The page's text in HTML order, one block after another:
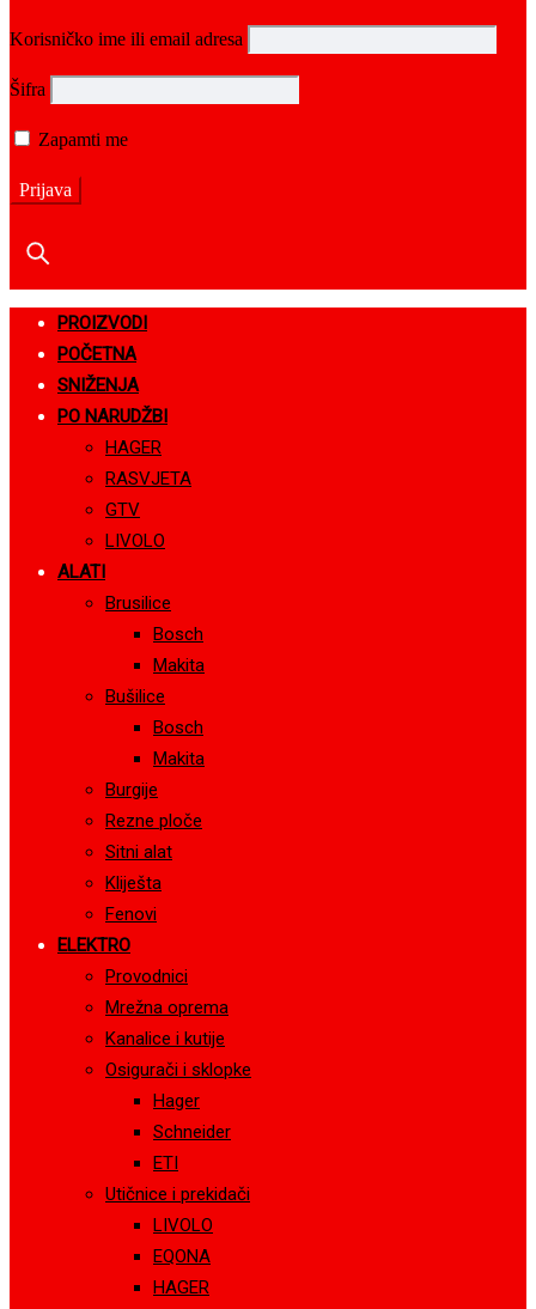
Korisničko ime ili email adresa
Šifra
Zapamti me
PROIZVODI
POČETNA
SNIŽENJA
PO NARUDŽBI
HAGER
RASVJETA
GTV
LIVOLO
ALATI
Brusilice
Bosch
Makita
Bušilice
Bosch
Makita
Burgije
Rezne ploče
Sitni alat
Kliješta
Fenovi
ELEKTRO
Provodnici
Mrežna oprema
Kanalice i kutije
Osigurači i sklopke
Hager
Schneider
ETI
Utičnice i prekidači
LIVOLO
EQONA
HAGER